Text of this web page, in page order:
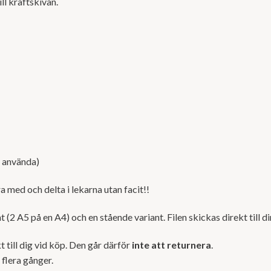
med och delta i lekarna utan facit!!
A5 på en A4) och en stående variant. Filen skickas direkt till
till dig vid köp. Den går därför inte att returnera
gånger.